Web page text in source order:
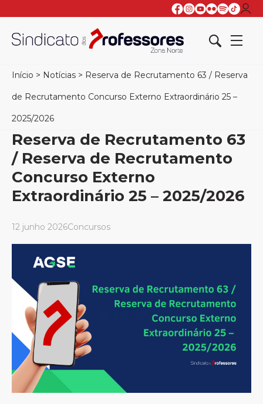
Início > Notícias > Reserva de Recrutamento 63 / Reserva
de Recrutamento Concurso Externo Extraordinário 25 –
2025/2026
Reserva de Recrutamento 63
/ Reserva de Recrutamento
Concurso Externo
Extraordinário 25 – 2025/2026
12 junho 2026Concursos